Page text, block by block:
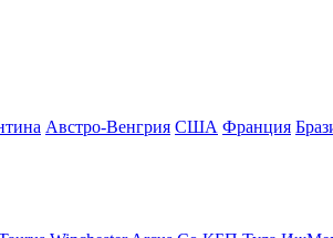
Австро-Венгрия США Франция